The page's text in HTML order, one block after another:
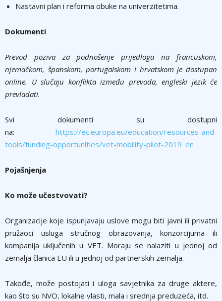
Nastavni plan i reforma obuke na univerzitetima.
Dokumenti
Prevod poziva za podnošenje prijedloga na francuskom,
njemačkom, španskom, portugalskom i hrvatskom je dostupan
online. U slučaju konflikta između prevoda, engleski jezik će
prevladati.
Svi dokumenti su dostupni
na: https://ec.europa.eu/education/resources-and-
tools/funding-opportunities/vet-mobility-pilot-2019_en
Pojašnjenja
Ko može učestvovati?
Organizacije koje ispunjavaju uslove mogu biti javni ili privatni
pružaoci usluga stručnog obrazovanja, konzorcijuma ili
kompanija uključenih u VET. Moraju se nalaziti u jednoj od
zemalja članica EU ili u jednoj od partnerskih zemalja.
Takođe, može postojati i uloga savjetnika za druge aktere,
kao što su NVO, lokalne vlasti, mala i srednja preduzeća, itd.